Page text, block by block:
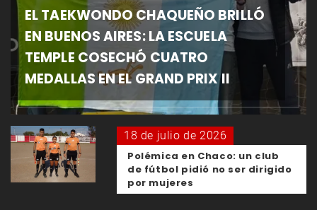
EL TAEKWONDO CHAQUEÑO BRILLÓ
EN BUENOS AIRES: LA ESCUELA
TEMPLE COSECHÓ CUATRO
MEDALLAS EN EL GRAND PRIX II
18 de julio de 2026
Polémica en Chaco: un club
de fútbol pidió no ser dirigido
por mujeres